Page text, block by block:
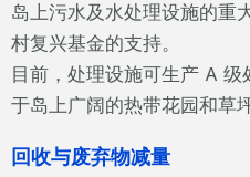
岛上污水及水处理设施的重
村复兴基金的支持。
目前，处理设施可生产 A
于岛上广阔的热带花园和草
回收与废弃物减量